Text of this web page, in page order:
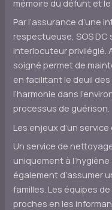
mémoire du défunt et
Par l’assurance d’une
respectueuse, SOS
interlocuteur privilégié.
soigné permet de
en facilitant le deuil
l’harmonie dans
processus de guérison.
Les enjeux d’un
Un service de
uniquement à
également d’assumer
familles. Les équipes
proches en les